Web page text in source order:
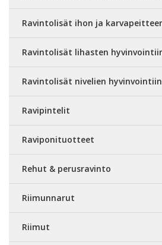
Ravintolisät ihon ja
Ravintolisät lihasten
Ravintolisät nivelien hyvinvointiin
Ravipintelit
Raviponituotteet
Rehut & perusravinto
Riimunnarut
Riimut